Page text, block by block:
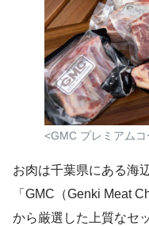
<GMC プレミアム
お肉は千葉県にある海
「GMC（Genki Meat
から厳選した上質なセ